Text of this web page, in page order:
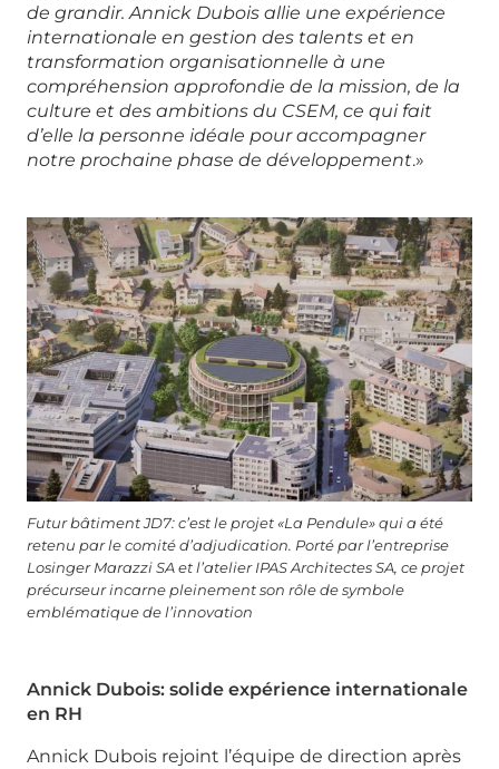
de grandir. Annick Dubois allie une expérience
internationale en gestion des talents et en
transformation organisationnelle à une
compréhension approfondie de la mission, de la
culture et des ambitions du CSEM, ce qui fait
d’elle la personne idéale pour accompagner
notre prochaine phase de développement.»
Futur bâtiment JD7: c’est le projet «La Pendule» qui a été
retenu par le comité d’adjudication. Porté par l’entreprise
Losinger Marazzi SA et l’atelier IPAS Architectes SA, ce projet
précurseur incarne pleinement son rôle de symbole
emblématique de l’innovation
Annick Dubois: solide expérience internationale
en RH
Annick Dubois rejoint l’équipe de direction après